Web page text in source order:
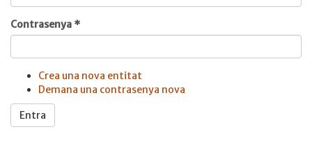
Contrasenya *
Crea una nova entitat
Demana una contrasenya nova
Entra